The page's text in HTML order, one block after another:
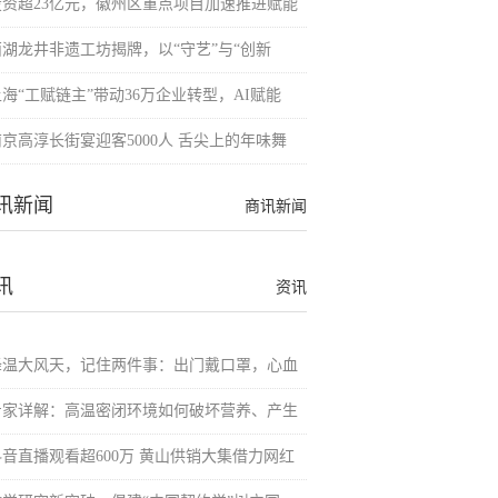
超23亿元，徽州区重点项目加速推进赋能
龙井非遗工坊揭牌，以“守艺”与“创新
“工赋链主”带动36万企业转型，AI赋能
高淳长街宴迎客5000人 舌尖上的年味舞
商讯新闻
新闻
资讯
大风天，记住两件事：出门戴口罩，心血
详解：高温密闭环境如何破坏营养、产生
直播观看超600万 黄山供销大集借力网红